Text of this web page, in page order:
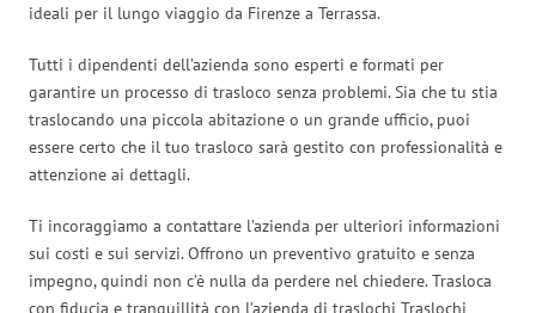
ideali per il lungo viaggio da Firenze a Terrassa.
Tutti i dipendenti dell’azienda sono esperti e formati per
garantire un processo di trasloco senza problemi. Sia che tu stia
traslocando una piccola abitazione o un grande ufficio, puoi
essere certo che il tuo trasloco sarà gestito con professionalità e
attenzione ai dettagli.
Ti incoraggiamo a contattare l’azienda per ulteriori informazioni
sui costi e sui servizi. Offrono un preventivo gratuito e senza
impegno, quindi non c’è nulla da perdere nel chiedere. Trasloca
con fiducia e tranquillità con l’azienda di traslochi Traslochi